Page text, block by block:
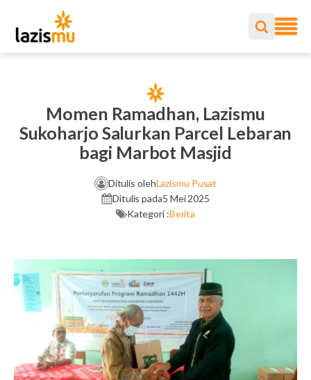
Momen Ramadhan, Lazismu
Sukoharjo Salurkan Parcel Lebaran
bagi Marbot Masjid
Ditulis olehLazismu Pusat
Ditulis pada5 Mei 2025
Kategori :Berita